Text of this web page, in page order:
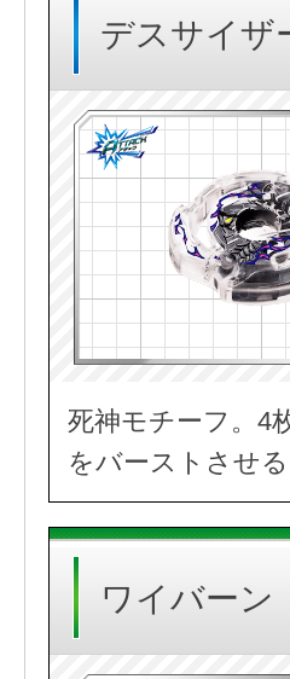
デスサイザ
死神モチーフ。4
をバーストさせ
ワイバーン